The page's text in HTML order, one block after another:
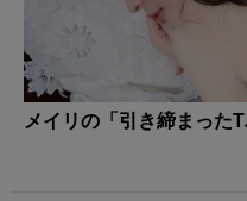
メイリの「引き締まった